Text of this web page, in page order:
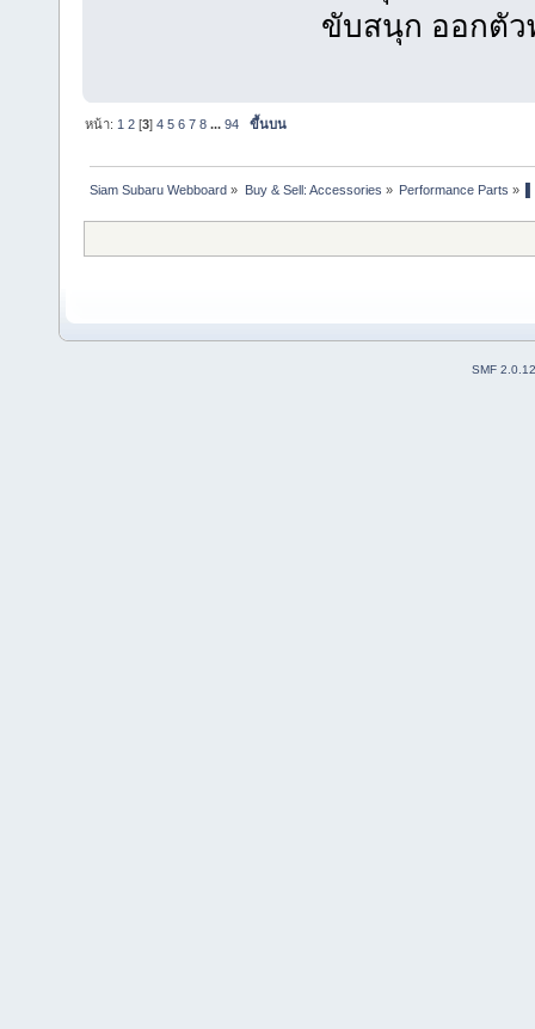
ขับสนุก ออกตัว
หน้า: 1 2 [3]4 5 6 7 8 ...94 ขึ้นบน
Siam Subaru Webboard » Buy & Sell: Accessories » Performance Parts »
SMF 2.0.12